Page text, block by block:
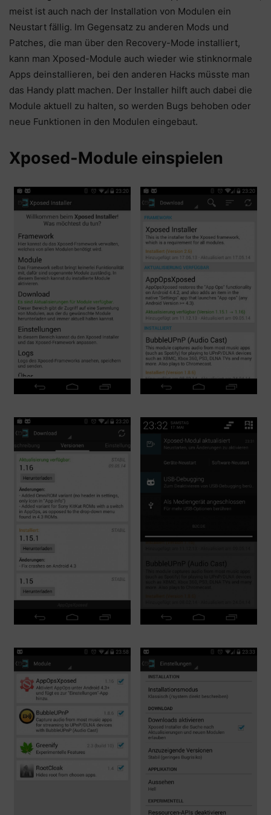
meist ist auch nach der Installation von Modulen ein
Neustart fällig. Im Gegensatz zu anderen Mods und
Patches, die man über den Recovery-Mode installiert,
kann man Xposed-Module auch wieder wie stinknormale
Apps deinstallieren, bei den anderen Hacks müsste man
das Handy platt machen. Der Installer hilft auch dabei die
Module aktuell zu halten, so werden Bugs behoben oder
neue Funktionen in den Modulen eingebaut.
Xposed-Module einspielen